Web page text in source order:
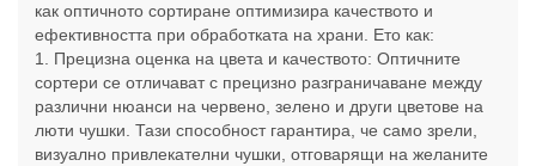
как оптичното сортиране оптимизира качеството и
ефективността при обработката на храни. Ето как:
1. Прецизна оценка на цвета и качеството: Оптичните
сортери се отличават с прецизно разграничаване между
различни нюанси на червено, зелено и други цветове на
люти чушки. Тази способност гарантира, че само зрели,
визуално привлекателни чушки, отговарящи на желаните